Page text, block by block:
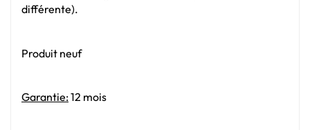
différente).
Produit neuf
Garantie:12 mois